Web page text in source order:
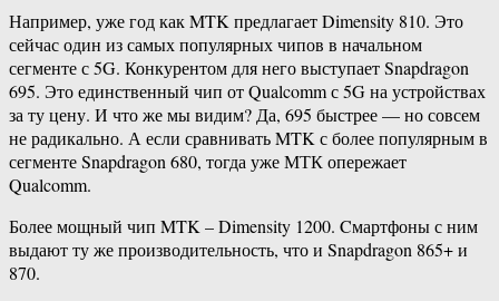
Например, уже год как MTK предлагает Dimensity 810. Это
сейчас один из самых популярных чипов в начальном
сегменте с 5G. Конкурентом для него выступает Snapdragon
695. Это единственный чип от Qualcomm с 5G на устройствах
за ту цену. И что же мы видим? Да, 695 быстрее — но совсем
не радикально. А если сравнивать MTK с более популярным в
сегменте Snapdragon 680, тогда уже МТК опережает
Qualcomm.
Более мощный чип MTK – Dimensity 1200. Cмартфоны с ним
выдают ту же производительность, что и Snapdragon 865+ и
870.